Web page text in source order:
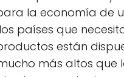
la economía de
países que
están
más altos que